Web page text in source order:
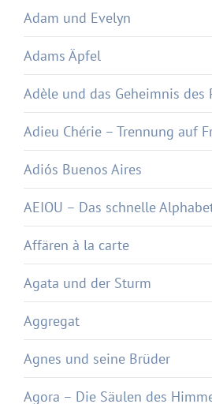
Adam und Evelyn
Adams Äpfel
Adèle und das Geheimnis des
Adieu Chérie – Trennung auf
Adiós Buenos Aires
AEIOU – Das schnelle
Affären à la carte
Agata und der Sturm
Aggregat
Agnes und seine Brüder
Agora – Die Säulen des